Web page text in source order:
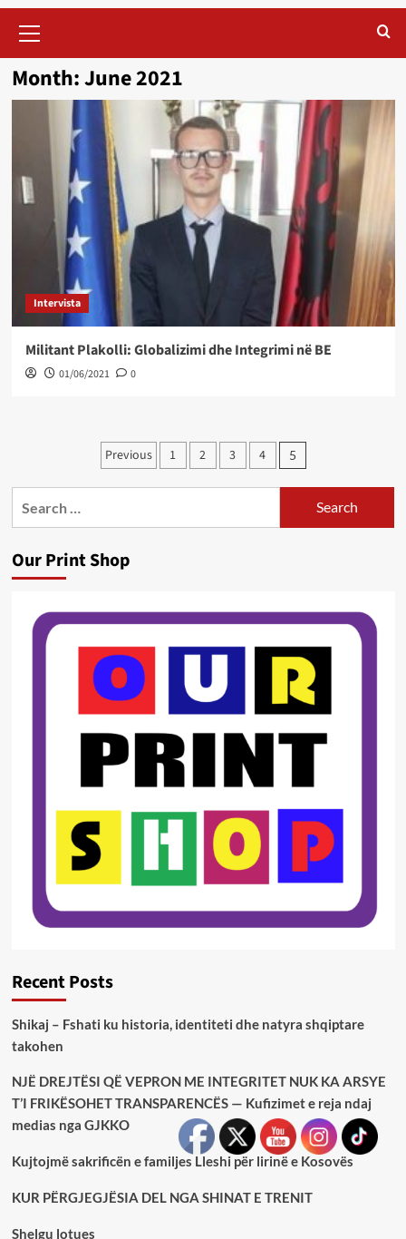
Menu
Month:June 2021
Intervista
Militant Plakolli: Globalizimi dhe Integrimi në BE
01/06/2021 0
Posts
pagination
Previous 1 2 3 4 5
Our Print Shop
Recent Posts
Shikaj – Fshati ku historia, identiteti dhe natyra shqiptare
takohen
NJË DREJTËSI QË VEPRON ME INTEGRITET NUK KA ARSYE
T’I FRIKËSOHET TRANSPARENCËS — Kufizimet e reja ndaj
medias nga GJKKO
Kujtojmë sakrificën e familjes Lleshi për lirinë e Kosovës
KUR PËRGJEGJËSIA DEL NGA SHINAT E TRENIT
Shelgu lotues